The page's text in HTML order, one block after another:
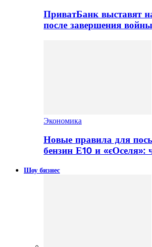
ПриватБанк выставят
после завершения войны
Экономика
Новые правила для
бензин Е10 и «єОселя»:
Шоу бизнес